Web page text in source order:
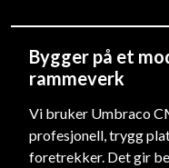
Bygger på et
rammeverk
Vi bruker Umbraco
profesjonell, trygg
foretrekker. Det gir